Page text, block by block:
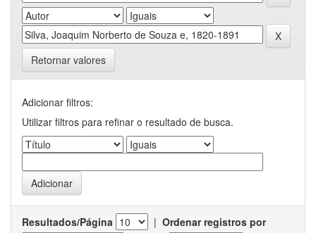
Retornar valores
Adicionar filtros:
Utilizar filtros para refinar o resultado de busca.
Resultados/Página | Ordenar registros por